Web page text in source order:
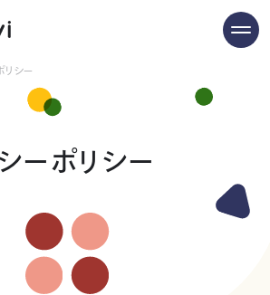
リシー
ーポリシー